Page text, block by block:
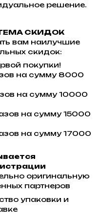
решение.
СКИДОК
вам наилучшие
скидок:
покупки!
на сумму 8000
на сумму 10000
на сумму 15000
на сумму 17000
оригинальную
партнеров
упаковки и